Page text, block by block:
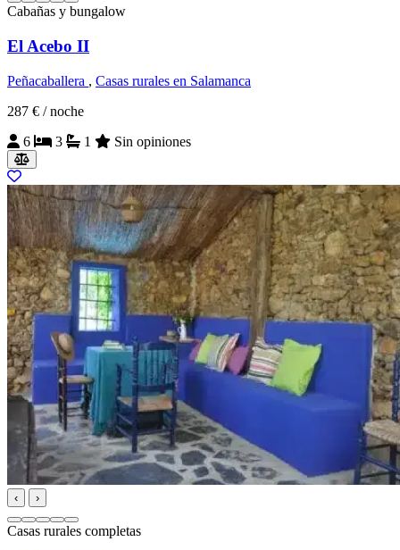
Cabañas y bungalow
El Acebo II
Peñacaballera , Casas rurales en Salamanca
287 € / noche
6
3 1 Sin opiniones
‹ ›
Casas rurales completas